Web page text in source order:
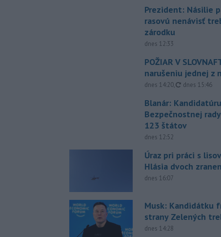
Prezident: Násilie
rasovú nenávisť
zárodku
dnes 12:33
POŽIAR V
narušeniu jednej z
dnes 14:20, aktualizované
dnes 15:46
Blanár:
Bezpečnostnej
123 štátov
dnes 12:52
Úraz pri práci s
Hlásia dvoch
dnes 16:07
Musk: Kandidátku
strany Zelených
dnes 14:28